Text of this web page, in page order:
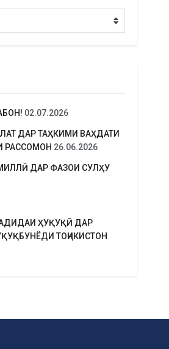
02.07.2026
ДАР ТАҲКИМИ ВАҲДАТИ
РАССОМОН 26.06.2026
ДАР ФАЗОИ СУЛҲУ
ҲУҚУҚӢ ДАР
ТОҶИКИСТОН